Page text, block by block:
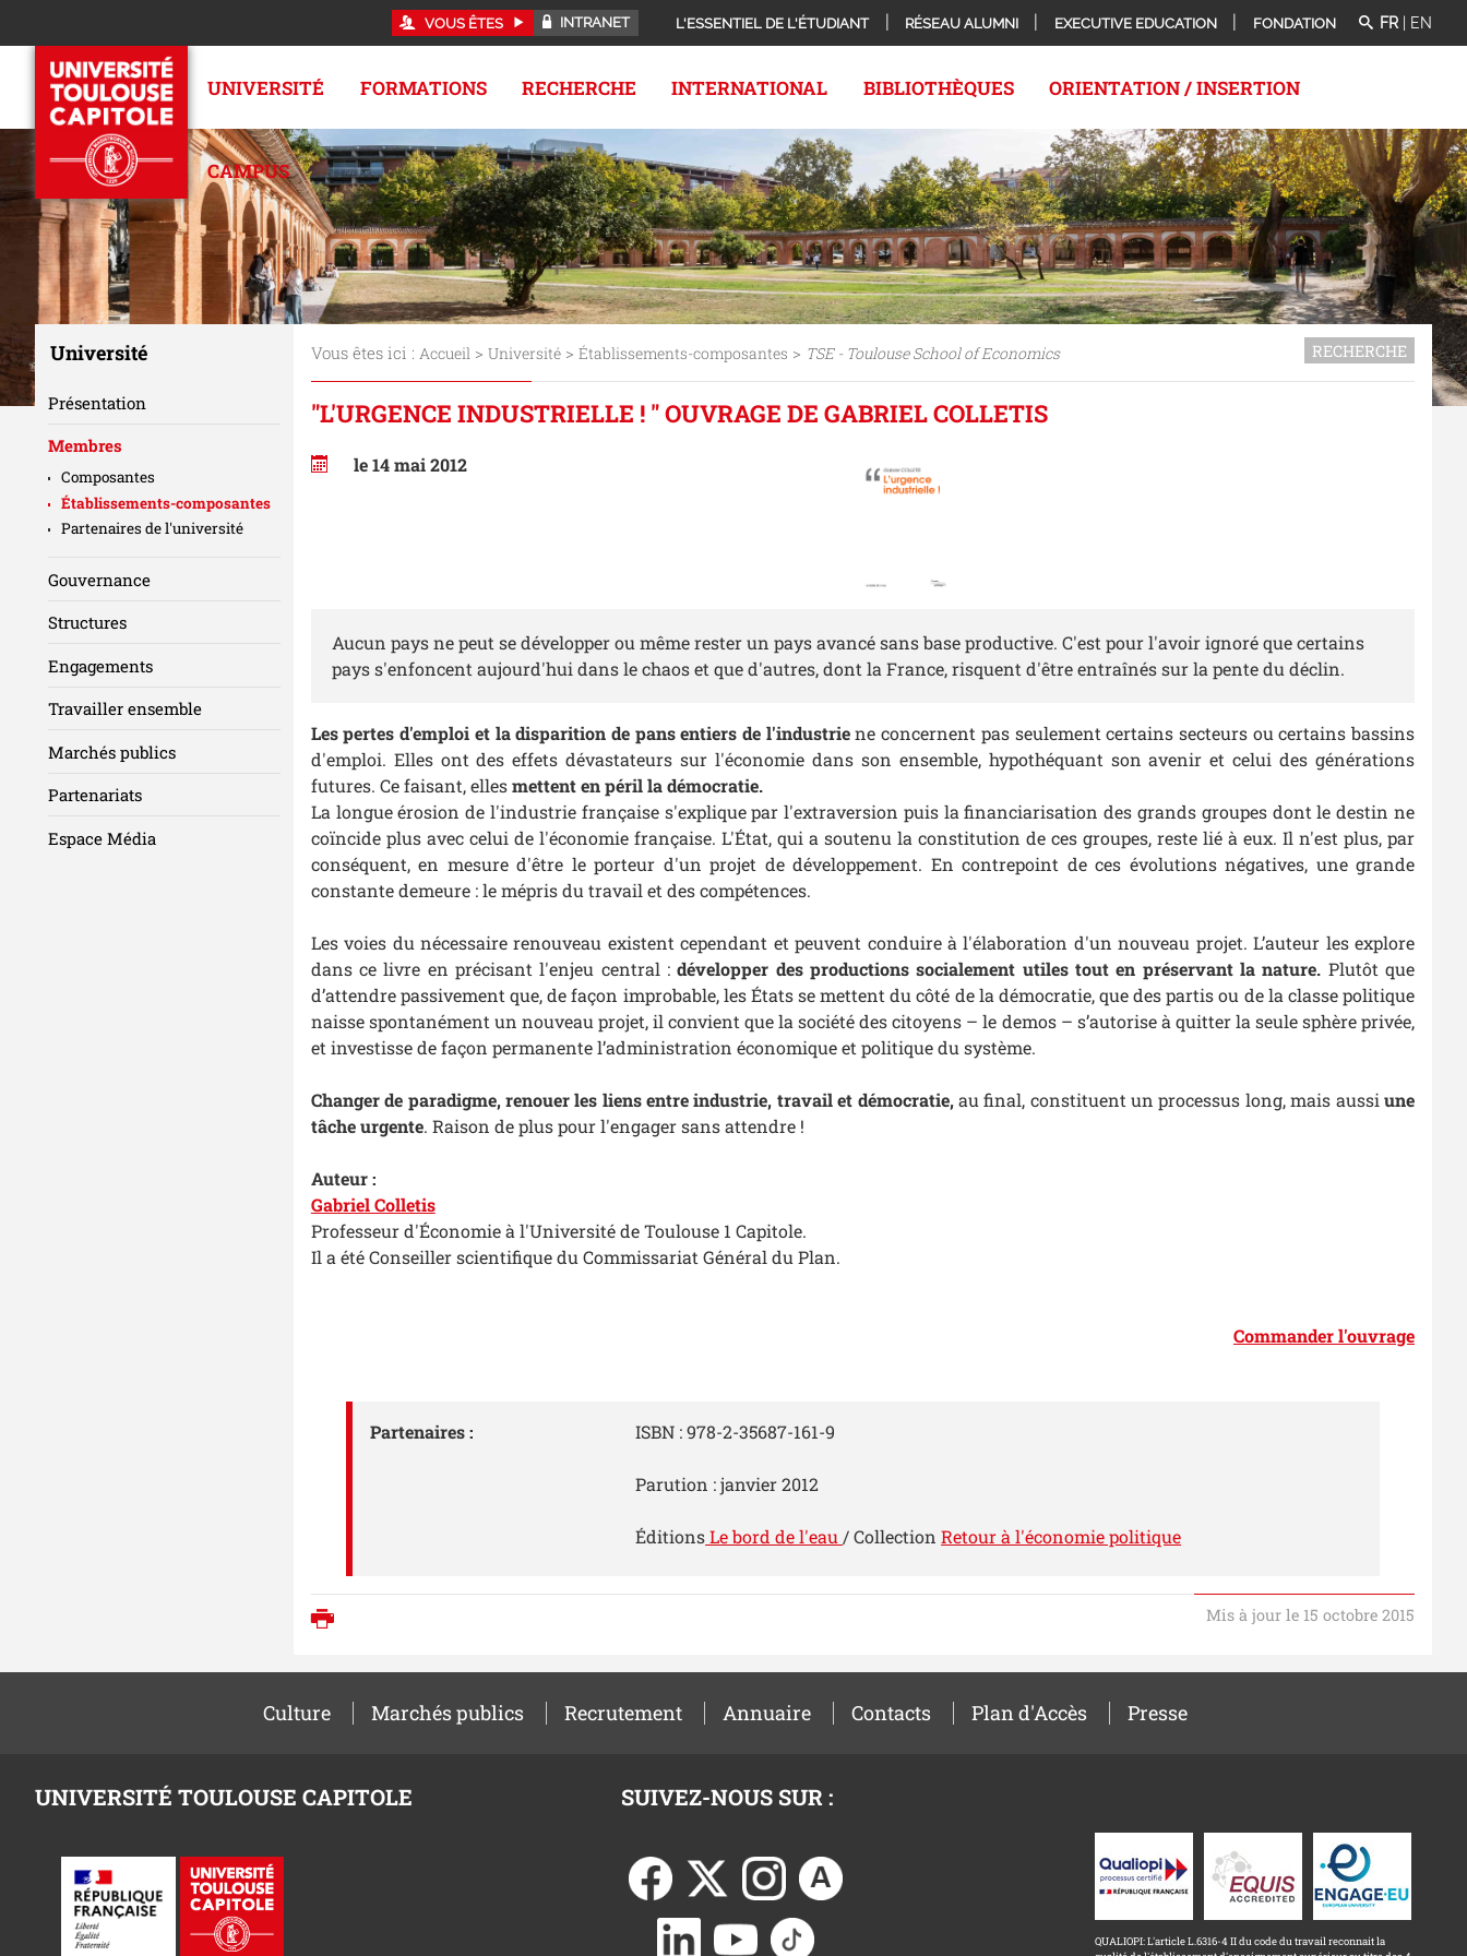
VOUS ÊTES INTRANET L'ESSENTIEL DE L'ÉTUDIANT RÉSEAU ALUMNI EXECUTIVE EDUCATION FONDATION FR EN
UNIVERSITÉ FORMATIONS RECHERCHE INTERNATIONAL BIBLIOTHÈQUES ORIENTATION / INSERTION
CAMPUS
Vous êtes ici : Accueil> Université> Établissements-composantes > TSE - Toulouse School of Economics RECHERCHE
"L'URGENCE INDUSTRIELLE ! " OUVRAGE DE GABRIEL COLLETIS
le 14 mai 2012
Aucun pays ne peut se développer ou même rester un pays avancé sans base productive. C'est pour l'avoir ignoré que certains
pays s'enfoncent aujourd'hui dans le chaos et que d'autres, dont la France, risquent d'être entraînés sur la pente du déclin.
Les pertes d'emploi et la disparition de pans entiers de l'industriene concernent pas seulement certains secteurs ou certains bassins
d'emploi. Elles ont des effets dévastateurs sur l'économie dans son ensemble, hypothéquant son avenir et celui des générations
futures. Ce faisant, ellesmettent en péril la démocratie.
La longue érosion de l'industrie française s'explique par l'extraversion puis la financiarisation des grands groupes dont le destin ne
coïncide plus avec celui de l'économie française. L'État, qui a soutenu la constitution de ces groupes, reste lié à eux. Il n'est plus, par
conséquent, en mesure d'être le porteur d'un projet de développement. En contrepoint de ces évolutions négatives, une grande
constante demeure : le mépris du travail et des compétences.
Les voies du nécessaire renouveau existent cependant et peuvent conduire à l'élaboration d'un nouveau projet. L’auteur les explore
dans ce livre en précisant l'enjeu central :développer des productions socialement utiles tout en préservant la nature. Plutôt que
d’attendre passivement que, de façon improbable, les États se mettent du côté de la démocratie, que des partis ou de la classe politique
naisse spontanément un nouveau projet, il convient que la société des citoyens – le demos – s’autorise à quitter la seule sphère privée,
et investisse de façon permanente l’administration économique et politique du système.
Changer de paradigme, renouer les liens entre industrie, travail et démocratie,au final, constituent un processus long, mais aussiune
tâche urgente. Raison de plus pour l'engager sans attendre !
Auteur :
Gabriel Colletis
Professeur d'Économie à l'Université de Toulouse 1 Capitole.
Il a été Conseiller scientifique du Commissariat Général du Plan.
Commander l'ouvrage
Partenaires : ISBN :978-2-35687-161-9
Parution : janvier 2012
ÉditionsLe bord de l'eau/ CollectionRetour à l'économie politique
Mis à jour le 15 octobre 2015
Université
Présentation
Membres
Composantes
Établissements-composantes
Partenaires de l'université
Gouvernance
Structures
Engagements
Travailler ensemble
Marchés publics
Partenariats
Espace Média
Culture Marchés publics Recrutement Annuaire Contacts Plan d'Accès Presse
UNIVERSITÉ TOULOUSE CAPITOLE SUIVEZ-NOUS SUR :
QUALIOPI: L'article L.6316-4 II du code du travail reconnait la